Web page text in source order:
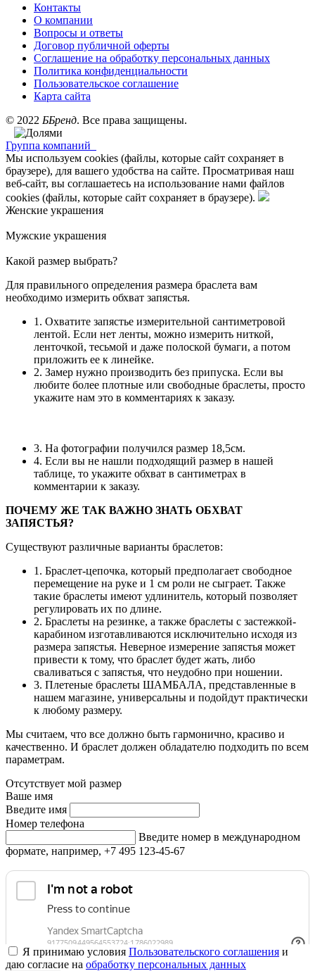
Контакты
О компании
Вопросы и ответы
Договор публичной оферты
Соглашение на обработку персональных данных
Политика конфиденциальности
Пользовательское соглашение
Карта сайта
© 2022 ББренд. Все права защищены.
Группа компаний
Мы используем cookies (файлы, которые сайт сохраняет в
браузере), для вашего удобства на сайте. Просматривая наш
веб-сайт, вы соглашаетесь на использование нами файлов
cookies (файлы, которые сайт сохраняет в браузере).
Женские украшения
Мужские украшения
Какой размер выбрать?
Для правильного определения размера браслета вам
необходимо измерить обхват запястья.
1. Охватите запястье измерительной сантиметровой
лентой. Если нет ленты, можно измерить ниткой,
ленточкой, тесьмой и даже полоской бумаги, а потом
приложить ее к линейке.
2. Замер нужно производить без припуска. Если вы
любите более плотные или свободные браслеты, просто
укажите нам это в комментариях к заказу.
3. На фотографии получился размер 18,5см.
4. Если вы не нашли подходящий размер в нашей
таблице, то укажите обхват в сантиметрах в
комментарии к заказу.
ПОЧЕМУ ЖЕ ТАК ВАЖНО ЗНАТЬ ОБХВАТ
ЗАПЯСТЬЯ?
Существуют различные варианты браслетов:
1. Браслет-цепочка, который предполагает свободное
перемещение на руке и 1 см роли не сыграет. Также
такие браслеты имеют удлинитель, который позволяет
регулировать их по длине.
2. Браслеты на резинке, а также браслеты с застежкой-
карабином изготавливаются исключительно исходя из
размера запястья. Неверное измерение запястья может
привести к тому, что браслет будет жать, либо
сваливаться с запястья, что неудобно при ношении.
3. Плетеные браслеты ШАМБАЛА, представленные в
нашем магазине, универсальны и подойдут практически
к любому размеру.
Мы считаем, что все должно быть гармонично, красиво и
качественно. И браслет должен обладателю подходить по всем
параметрам.
Отсутствует мой размер
Ваше имя
Введите имя
Номер телефона
Введите номер в международном
формате, например, +7 495 123-45-67
Я принимаю условия Пользовательского соглашения и
даю согласие на обработку персональных данных